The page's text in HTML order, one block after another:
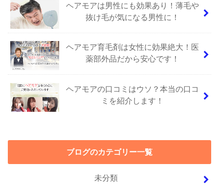
ヘアモアは男性にも効果あり！薄毛や
抜け毛が気になる男性に！
ヘアモア育毛剤は女性に効果絶大！医
薬部外品だから安心です！
ヘアモアの口コミはウソ？本当の口コ
ミを紹介します！
ブログのカテゴリー一覧
未分類